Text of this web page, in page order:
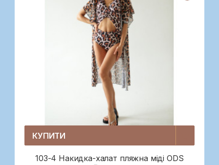
КУПИТИ
103-4 Накидка-халат пляжна міді ODS